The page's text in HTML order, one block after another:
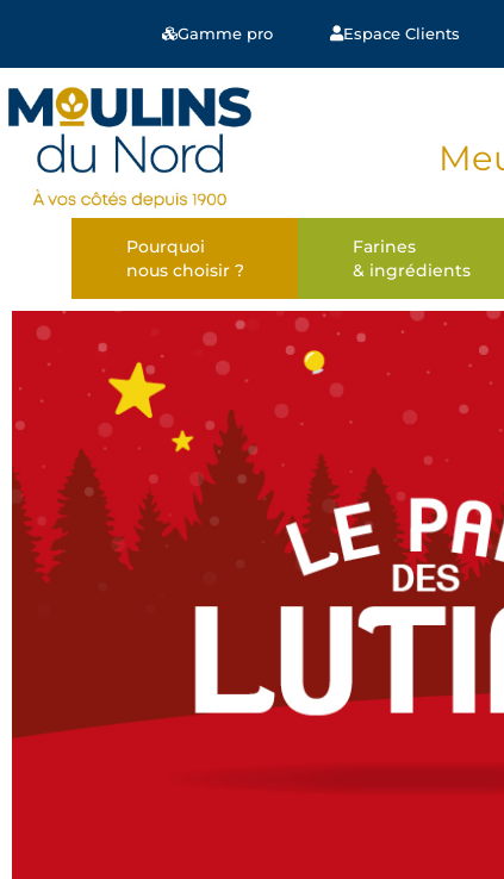
Gamme pro Espace Clients
Pourquoi
nous choisir ?
Farines
& ingrédients